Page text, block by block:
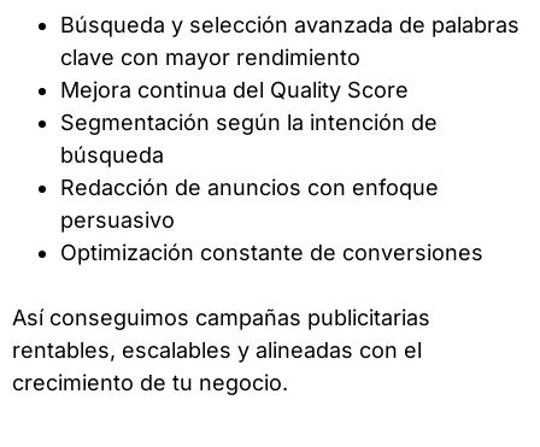
Búsqueda y selección avanzada de palabras
clave con mayor rendimiento
Mejora continua del Quality Score
Segmentación según la intención de
búsqueda
Redacción de anuncios con enfoque
persuasivo
Optimización constante de conversiones
Así conseguimos campañas publicitarias
rentables, escalables y alineadas con el
crecimiento de tu negocio.